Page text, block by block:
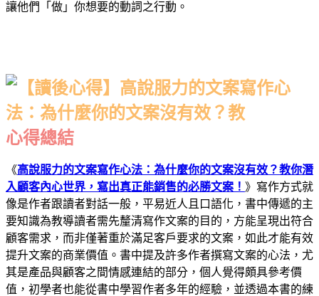
讓他們「做」你想要的動詞之行動。
心得總結
《高說服力的文案寫作心法：為什麼你的文案沒有效？教你潛
入顧客內心世界，寫出真正能銷售的必勝文案！ 》寫作方式就
像是作者跟讀者對話一般，平易近人且口語化，書中傳遞的主
要知識為教導讀者需先釐清寫作文案的目的，方能呈現出符合
顧客需求，而非僅著重於滿足客戶要求的文案，如此才能有效
提升文案的商業價值。書中提及許多作者撰寫文案的心法，尤
其是產品與顧客之間情感連結的部分，個人覺得頗具參考價
值，初學者也能從書中學習作者多年的經驗，並透過本書的練